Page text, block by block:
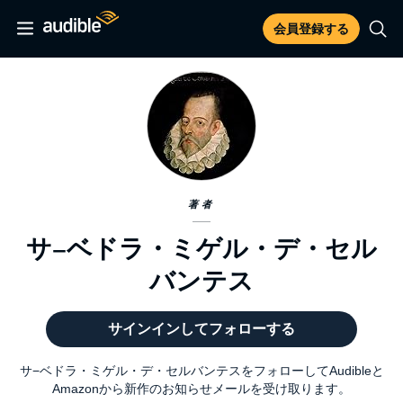
会員登録する
著者
サ−ベドラ・ミゲル・デ・セル
バンテス
サインインしてフォローする
サ−ベドラ・ミゲル・デ・セルバンテスをフォローしてAudibleと
Amazonから新作のお知らせメールを受け取ります。